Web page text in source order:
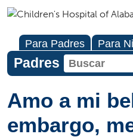
Para Padres Para
Padres
Amo a mi
embargo,